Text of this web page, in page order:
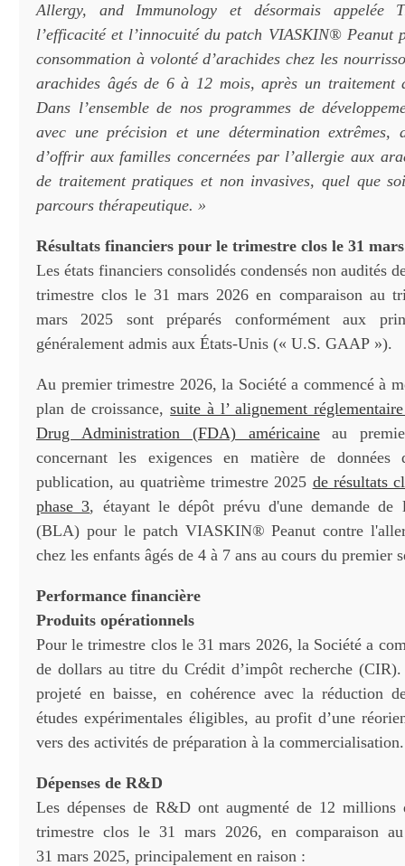
Allergy, and Immunology et désormais appelée
l’efficacité et l’innocuité du patch VIASKIN® Peanut
consommation à volonté d’arachides chez les
arachides âgés de 6 à 12 mois, après un traitement
Dans l’ensemble de nos programmes de
avec une précision et une détermination extrêmes,
d’offrir aux familles concernées par l’allergie aux
de traitement pratiques et non invasives, quel que
parcours thérapeutique. »
Résultats financiers pour le trimestre clos le 31
Les états financiers consolidés condensés non audités
trimestre clos le 31 mars 2026 en comparaison au
mars 2025 sont préparés conformément aux
généralement admis aux États-Unis (« U.S. GAAP »).
Au premier trimestre 2026, la Société a commencé à
plan de croissance,suite à l’ alignement
Drug Administration (FDA) américaineau
concernant les exigences en matière de données
publication, au quatrième trimestre 2025 de résultats
phase 3, étayant le dépôt prévu d'une demande de
(BLA) pour le patch VIASKIN® Peanut contre
chez les enfants âgés de 4 à 7 ans au cours du premier
Performance financière
Produits opérationnels
Pour le trimestre clos le 31 mars 2026, la Société a
de dollars au titre du Crédit d’impôt recherche
projeté en baisse, en cohérence avec la réduction
études expérimentales éligibles, au profit d’une
vers des activités de préparation à la commercialisation.
Dépenses de R&D
Les dépenses de R&D ont augmenté de 12
trimestre clos le 31 mars 2026, en comparaison
31 mars 2025, principalement en raison :